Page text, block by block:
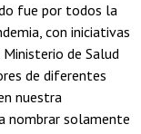
fue por todos la
con iniciativas
de Salud
de diferentes
nuestra
nombrar solamente